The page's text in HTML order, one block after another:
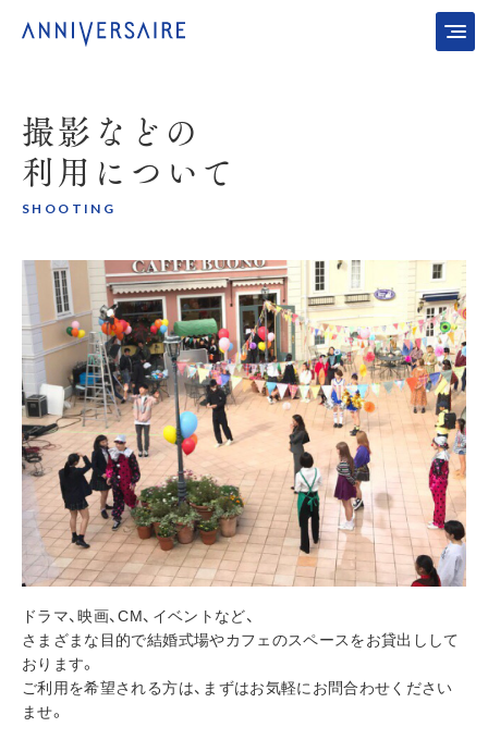
撮影などの
利用について
SHOOTING
ドラマ、映画、CM、イベントなど、
さまざまな目的で結婚式場やカフェのスペースをお貸出しして
おります。
ご利用を希望される方は、まずはお気軽にお問合わせください
ませ。